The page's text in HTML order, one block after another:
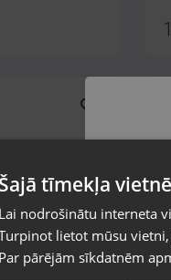
Bold S
Šajā tīmekļa
Lai nodrošinātu interneta
lietot mūsu
Par pārējām sīkdatnēm